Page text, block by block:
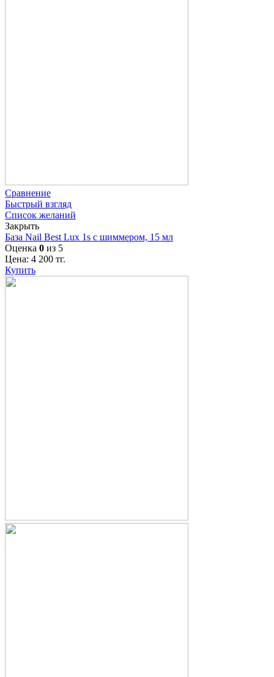
Сравнение
Быстрый взгляд
Список желаний
Закрыть
База Nail Best Lux 1s с шиммером, 15 мл
Оценка 0 из 5
Цена: 4 200 тг.
Купить